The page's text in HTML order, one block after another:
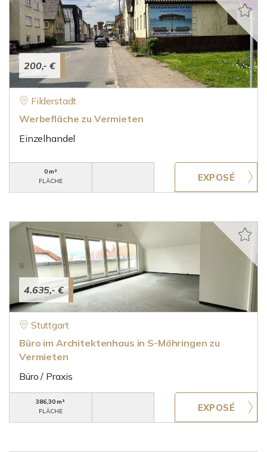
200,- €
Filderstadt
Werbefläche zu Vermieten
Einzelhandel
0 m²
FLÄCHE
4.635,- €
Stuttgart
Büro im Architektenhaus in S-Möhringen zu
Vermieten
Büro / Praxis
386,30 m²
FLÄCHE